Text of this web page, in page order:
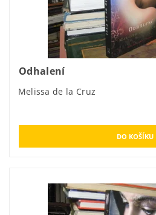
Odhalení
Melissa de la Cruz